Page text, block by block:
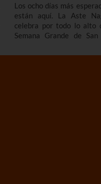
Los ocho días más
están aquí. La Aste
celebra por todo lo alto
Semana Grande de
fiestas, los fuegos